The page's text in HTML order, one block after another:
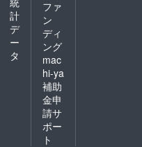
計
デ
ー
タ
ファ
ン
ディ
ング
mac
hi-ya
補助
金申
請サ
ポー
ト